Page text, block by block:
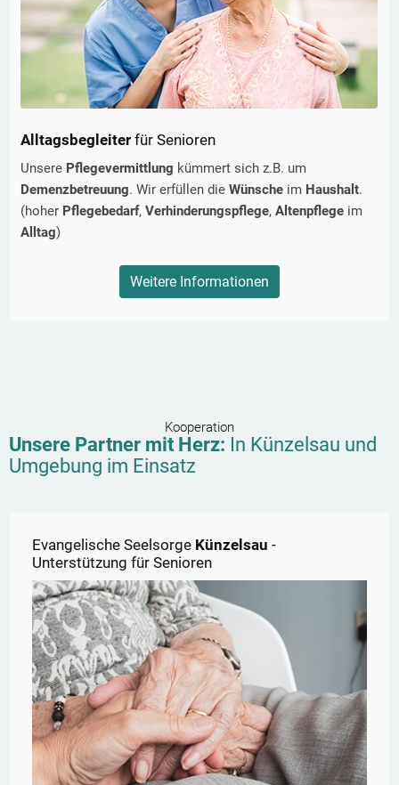
Alltagsbegleiter für Senioren
Unsere Pflegevermittlung kümmert sich z.B. um
Demenzbetreuung. Wir erfüllen die Wünsche im Haushalt.
(hoher Pflegebedarf, Verhinderungspflege, Altenpflege im
Alltag)
Weitere Informationen
Kooperation
Unsere Partner mit Herz: In Künzelsau und
Umgebung im Einsatz
Evangelische Seelsorge Künzelsau -
Unterstützung für Senioren